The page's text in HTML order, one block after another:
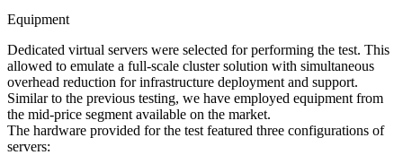
Equipment
Dedicated virtual servers were selected for performing the test. This
allowed to emulate a full-scale cluster solution with simultaneous
overhead reduction for infrastructure deployment and support.
Similar to the previous testing, we have employed equipment from
the mid-price segment available on the market.
The hardware provided for the test featured three configurations of
servers: